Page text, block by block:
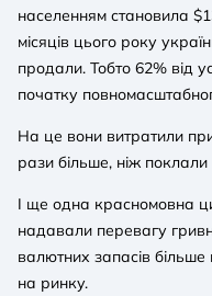
населенням становила
місяців цього року
продали. Тобто 62% від
початку
На це вони витратили
рази більше, ніж
І ще одна красномовна
надавали перевагу
валютних запасів
на ринку.